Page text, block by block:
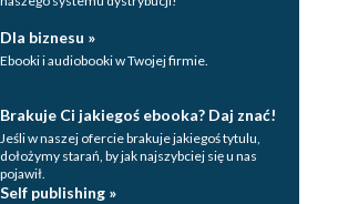
Dla biznesu »
Ebooki i audiobooki w Twojej firmie.
Brakuje Ci jakiegoś ebooka? Daj znać!
Jeśli w naszej ofercie brakuje jakiegoś tytulu,
dołożymy starań, by jak najszybciej się u nas
pojawił.
Self publishing »